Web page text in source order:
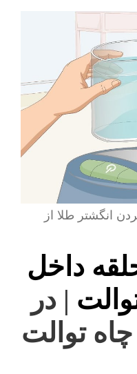
انگشتر طلا از
داخل
| در
چاه توالت